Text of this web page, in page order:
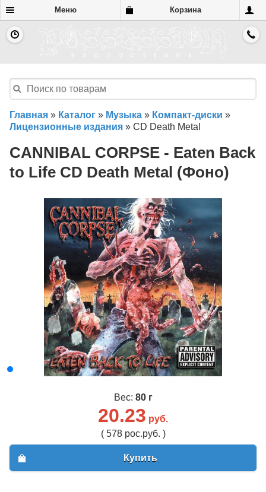
Меню Корзина
Главная » Каталог » Музыка » Компакт-диски »
Лицензионные издания » CD Death Metal
CANNIBAL CORPSE - Eaten Back
to Life CD Death Metal (Фоно)
Вес: 80 г
20.23 руб.
( 578 рос.руб. )
Купить